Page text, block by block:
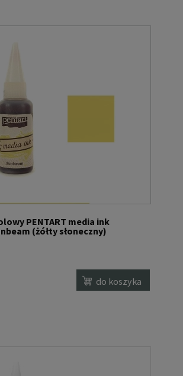
PENTART media ink
(żółty słoneczny)
do koszyka